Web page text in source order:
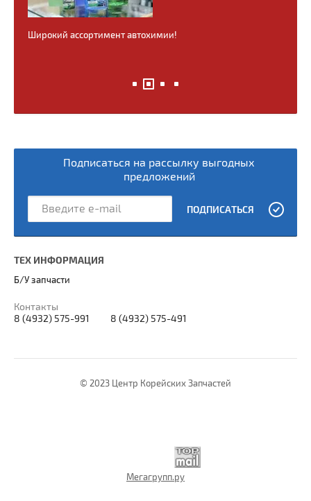
Широкий ассортимент автохимии!
Подписаться на рассылку выгодных
предложений
ПОДПИСАТЬСЯ
ТЕХ ИНФОРМАЦИЯ
Б/У запчасти
Контакты
8 (4932) 575-991
8 (4932) 575-491
© 2023 Центр Корейских Запчастей
Мегагрупп.ру